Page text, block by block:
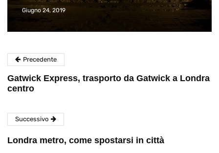
Giugno 24, 2019
Precedente
Gatwick Express, trasporto da Gatwick a Londra
centro
Successivo
Londra metro, come spostarsi in città